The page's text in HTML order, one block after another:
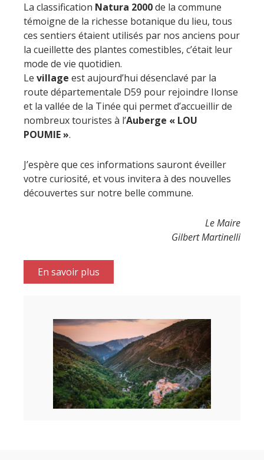
La classification Natura 2000de la commune
témoigne de la richesse botanique du lieu, tous
ces sentiers étaient utilisés par nos anciens pour
la cueillette des plantes comestibles, c’était leur
mode de vie quotidien.
Le village est aujourd’hui désenclavé par la
route départementale D59 pour rejoindre Ilonse
et la vallée de la Tinée qui permet d’accueillir de
nombreux touristes à l’Auberge « LOU
POUMIE ».
J’espère que ces informations sauront éveiller
votre curiosité, et vous invitera à des nouvelles
découvertes sur notre belle commune.
Le Maire
Gilbert Martinelli
En savoir plus